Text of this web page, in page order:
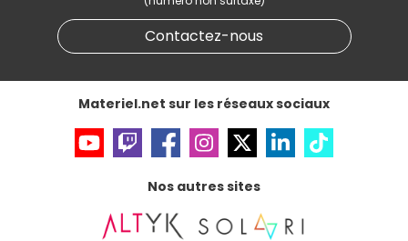
Données personnellesetcookies
Gérer vos cookies
Accessibilité : non conformeContactez-nous
Materiel.net sur les réseaux sociaux
Nos autres sites